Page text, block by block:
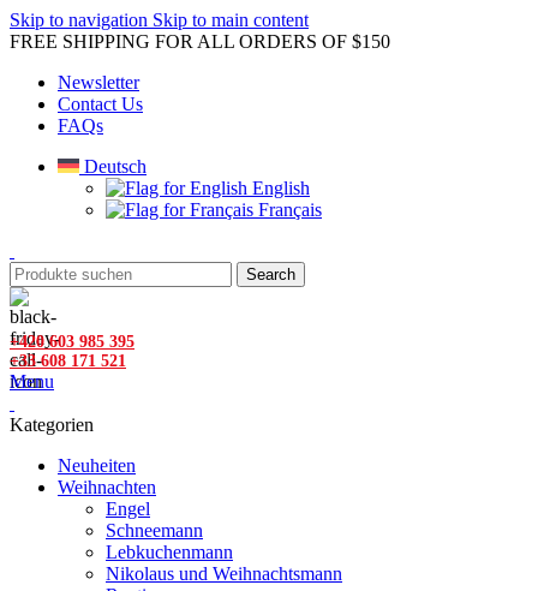
Skip to navigation Skip to main content
FREE SHIPPING FOR ALL ORDERS OF $150
Newsletter
Contact Us
FAQs
Deutsch
English
Français
Search
+420 603 985 395
+33 608 171 521
Menu
Kategorien
Neuheiten
Weihnachten
Engel
Schneemann
Lebkuchenmann
Nikolaus und Weihnachtsmann